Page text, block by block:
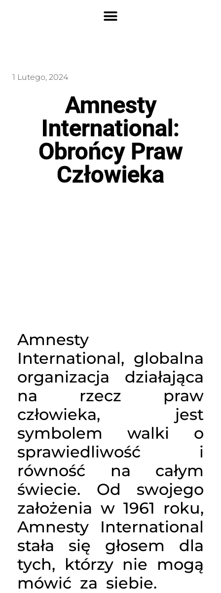
1 Lutego, 2024
Amnesty
International:
Obrońcy Praw
Człowieka
Amnesty
International, globalna
organizacja działająca
na rzecz praw
człowieka, jest
symbolem walki o
sprawiedliwość i
równość na całym
świecie. Od swojego
założenia w 1961 roku,
Amnesty International
stała się głosem dla
tych, którzy nie mogą
mówić za siebie.